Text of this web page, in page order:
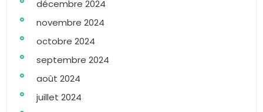
décembre 2024
novembre 2024
octobre 2024
septembre 2024
août 2024
juillet 2024